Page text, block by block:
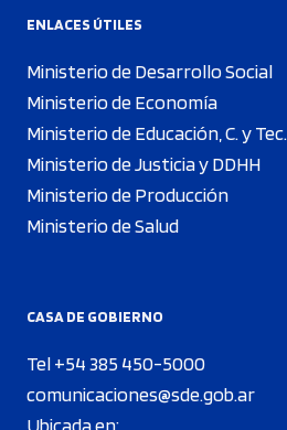
ENLACES ÚTILES
Ministerio de Desarrollo Social
Ministerio de Economía
Ministerio de Educación, C. y Tec.
Ministerio de Justicia y DDHH
Ministerio de Producción
Ministerio de Salud
CASA DE GOBIERNO
Tel +54 385 450-5000
comunicaciones@sde.gob.ar
Ubicada en: